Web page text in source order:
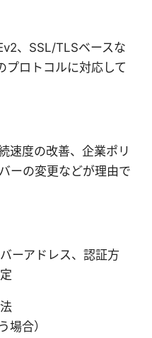
、SSL/TLSベースな
プロトコルに対応して
速度の改善、企業ポリ
ーの変更などが理由で
ーアドレス、認証方
場合）